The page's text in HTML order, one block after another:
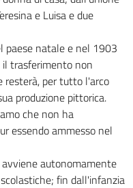
e Luisa e due
paese natale e nel 1903
il trasferimento non
resterà, per tutto l'arco
produzione pittorica.
che non ha
essendo ammesso nel
autonomamente
fin dall'infanzia